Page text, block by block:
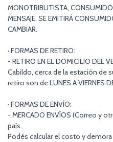
MONOTRIBUTISTA,
MENSAJE, SE EMITIRÁ
CAMBIAR.
· FORMAS DE RETIRO:
- RETIRO EN EL DOMICILIO DEL
Cabildo, cerca de la estación de
retiro son de LUNES A VIERNES
· FORMAS DE ENVÍO:
- MERCADO ENVÍOS (Correo y
país.
Podés calcular el costo y